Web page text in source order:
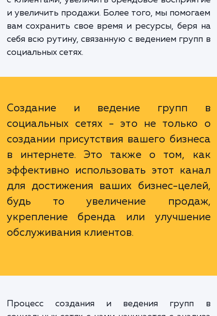
управление репутацией.
Преимущества наших услуг
возможность донести ваше
вам сохранить свое время и ресурсы,
себя всю рутину, связанную с ведением
социальных сетях.
Создание и ведение
социальных сетях - это не
создании присутствия вашего
эффективно использовать этот
будь то увеличение